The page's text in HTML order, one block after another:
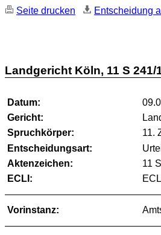
Seite drucken Entscheidung
Landgericht Köln, 11 S 241/
Datum:
Gericht:
Spruchkörper:
11.
Entscheidungsart:
Aktenzeichen:
11
ECLI:
Vorinstanz: